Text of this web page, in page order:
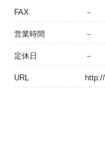
FAX －
営業時間 －
定休日 －
URL